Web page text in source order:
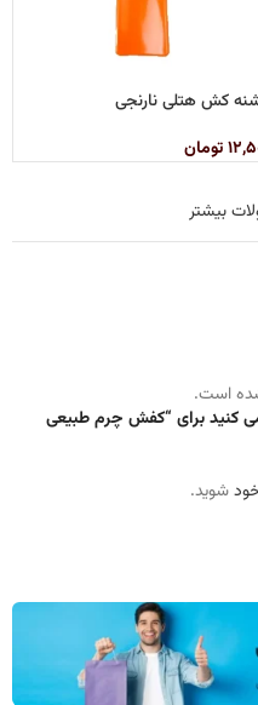
کش هتلی نارنجی
تومان
بیشتر
است.
کنید برای “کفش چرم طبیعی
شوید.